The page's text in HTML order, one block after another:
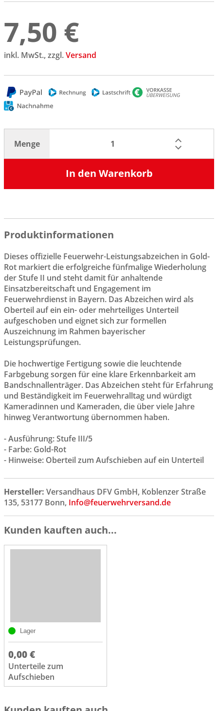
7,50 €
inkl. MwSt., zzgl.Versand
Menge
In den Warenkorb
Produktinformationen
Dieses offizielle Feuerwehr-Leistungsabzeichen in Gold-
Rot markiert die erfolgreiche fünfmalige Wiederholung
der Stufe II und steht damit für anhaltende
Einsatzbereitschaft und Engagement im
Feuerwehrdienst in Bayern. Das Abzeichen wird als
Oberteil auf ein ein- oder mehrteiliges Unterteil
aufgeschoben und eignet sich zur formellen
Auszeichnung im Rahmen bayerischer
Leistungsprüfungen.
Die hochwertige Fertigung sowie die leuchtende
Farbgebung sorgen für eine klare Erkennbarkeit am
Bandschnallenträger. Das Abzeichen steht für Erfahrung
und Beständigkeit im Feuerwehralltag und würdigt
Kameradinnen und Kameraden, die über viele Jahre
hinweg Verantwortung übernommen haben.
- Ausführung: Stufe III/5
- Farbe: Gold-Rot
- Hinweise: Oberteil zum Aufschieben auf ein Unterteil
Hersteller: Versandhaus DFV GmbH, Koblenzer Straße
135, 53177 Bonn, Info@feuerwehrversand.de
Kunden kauften auch...
Lager
0,00 €
Unterteile zum
Aufschieben